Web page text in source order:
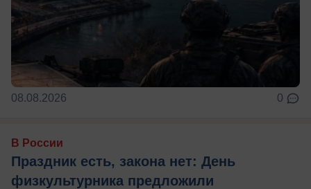
08.08.2026 0
В России
Праздник есть, закона нет: День
физкультурника предложили